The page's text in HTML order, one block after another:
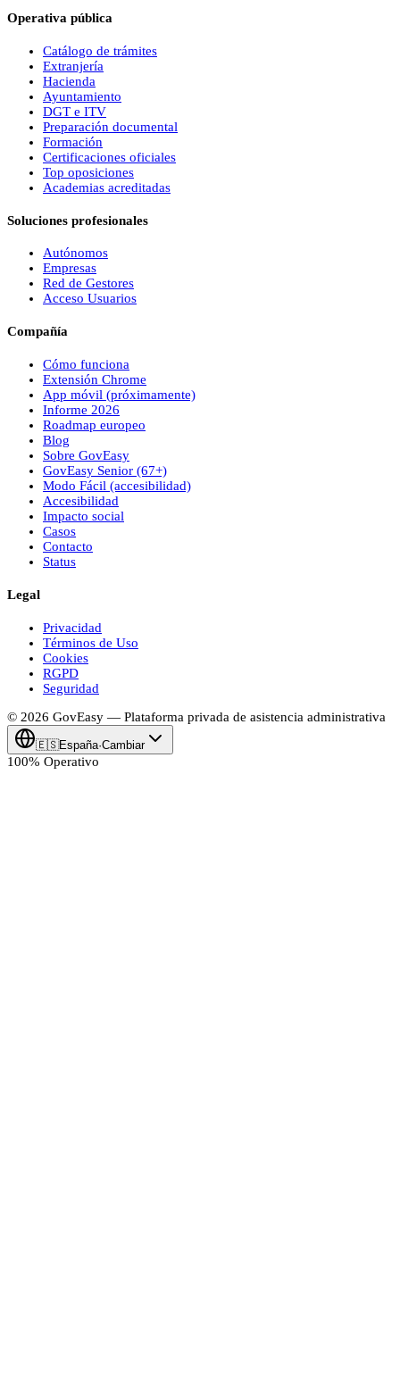
Operativa pública
Catálogo de trámites
Extranjería
Hacienda
Ayuntamiento
DGT e ITV
Preparación documental
Formación
Certificaciones oficiales
Top oposiciones
Academias acreditadas
Soluciones profesionales
Autónomos
Empresas
Red de Gestores
Acceso Usuarios
Compañía
Cómo funciona
Extensión Chrome
App móvil (próximamente)
Informe 2026
Roadmap europeo
Blog
Sobre GovEasy
GovEasy Senior (67+)
Modo Fácil (accesibilidad)
Accesibilidad
Impacto social
Casos
Contacto
Status
Legal
Privacidad
Términos de Uso
Cookies
RGPD
Seguridad
© 2026 GovEasy — Plataforma privada de asistencia administrativa
🇪🇸España·Cambiar
100% Operativo